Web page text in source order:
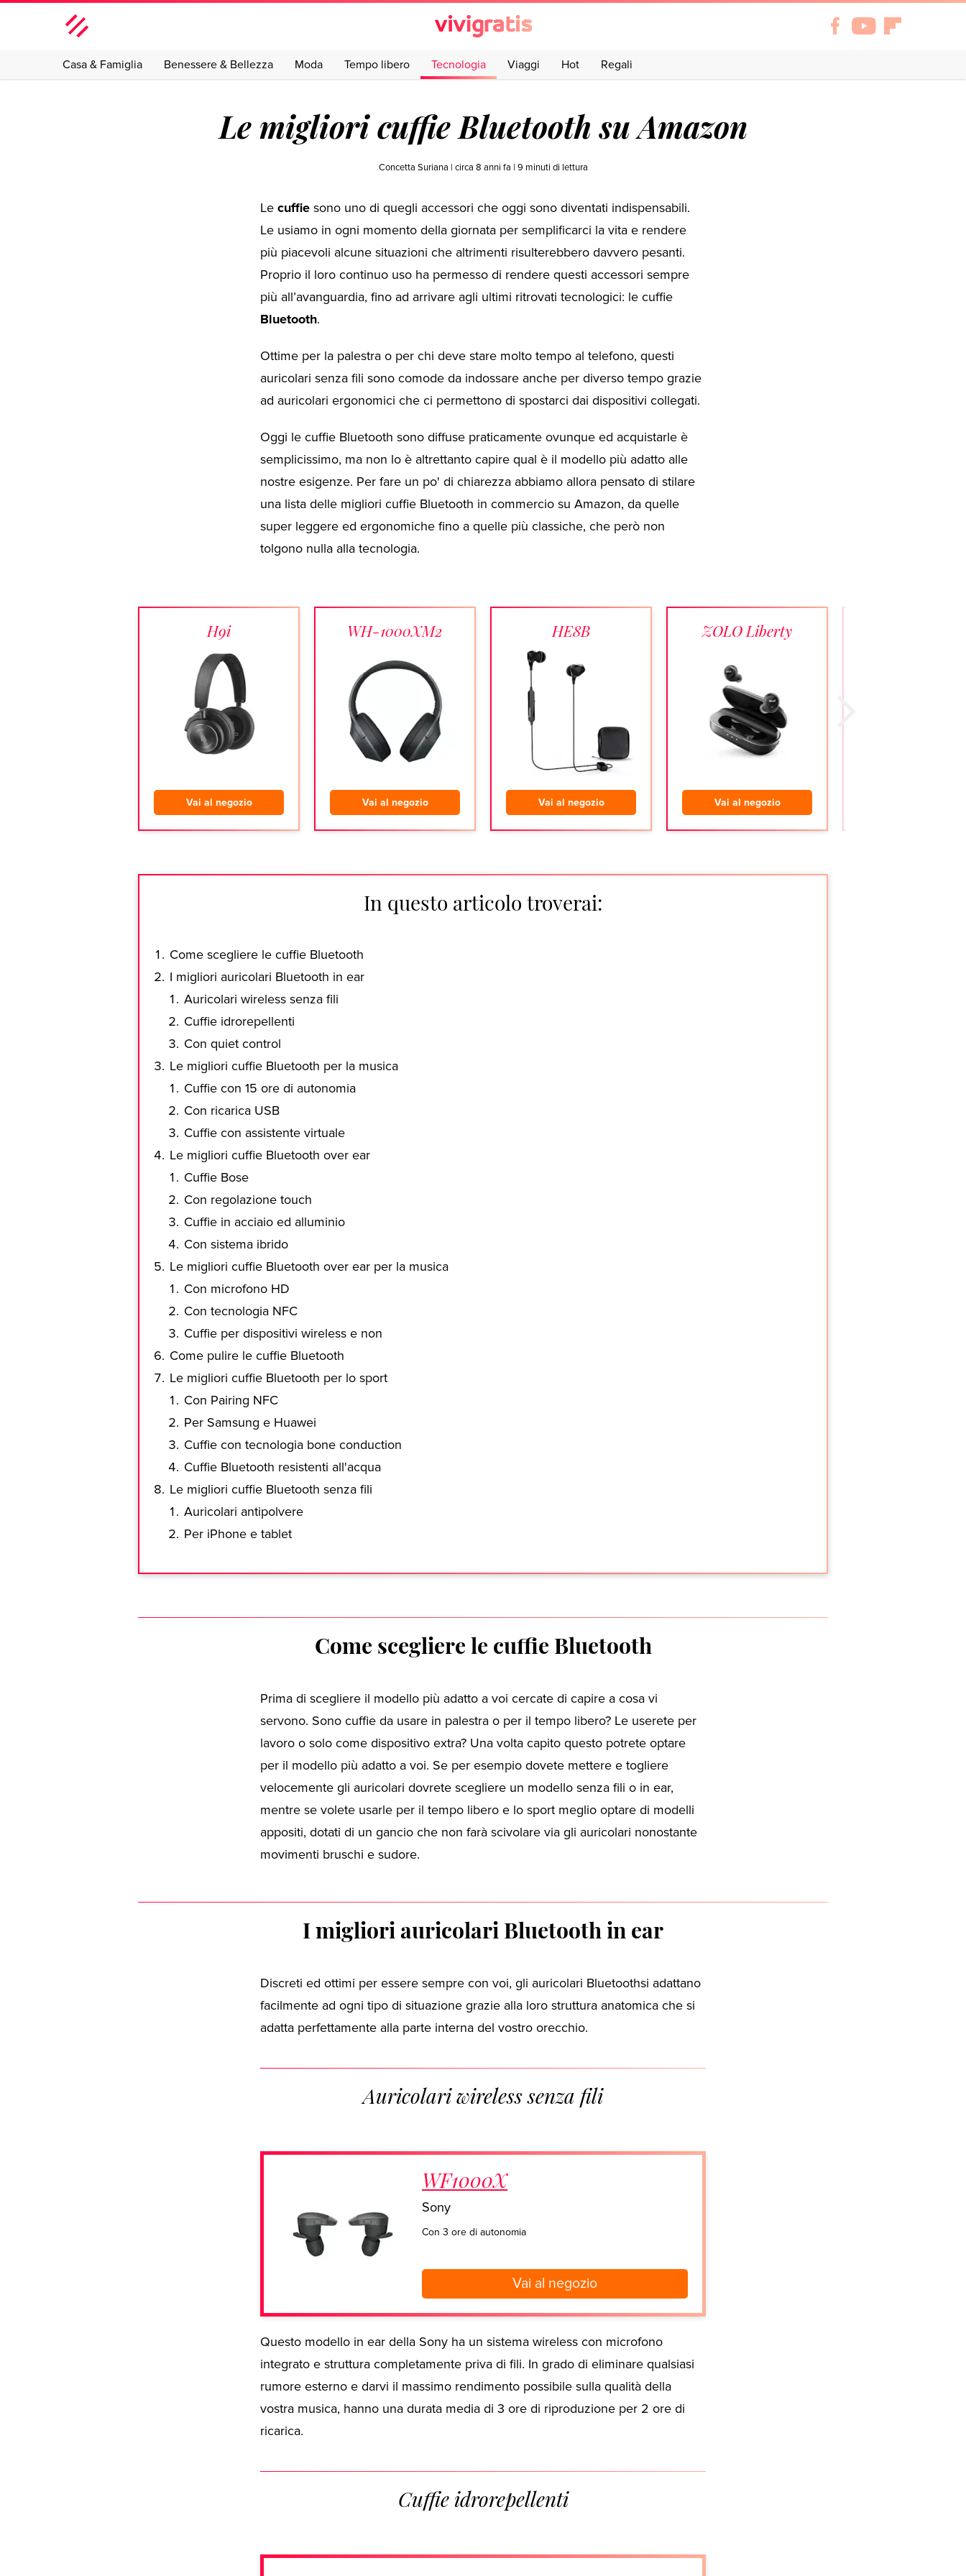
Casa & Famiglia Benessere & Bellezza Moda Tempo libero Tecnologia Viaggi Hot Regali
Le migliori cuffie Bluetooth su Amazon
Concetta Suriana | circa 8 anni fa | 9 minuti di lettura
In questo articolo troverai:
Come scegliere le cuffie Bluetooth
I migliori auricolari Bluetooth in ear
Auricolari wireless senza fili
Cuffie idrorepellenti
Con quiet control
Le migliori cuffie Bluetooth per la musica
Cuffie con 15 ore di autonomia
Con ricarica USB
Cuffie con assistente virtuale
Le migliori cuffie Bluetooth over ear
Cuffie Bose
Con regolazione touch
Cuffie in acciaio ed alluminio
Con sistema ibrido
Le migliori cuffie Bluetooth over ear per la musica
Con microfono HD
Con tecnologia NFC
Cuffie per dispositivi wireless e non
Come pulire le cuffie Bluetooth
Le migliori cuffie Bluetooth per lo sport
Con Pairing NFC
Per Samsung e Huawei
Cuffie con tecnologia bone conduction
Cuffie Bluetooth resistenti all'acqua
Le migliori cuffie Bluetooth senza fili
Auricolari antipolvere
Per iPhone e tablet
Le cuffie sono uno di quegli accessori che oggi sono diventati indispensabili.
Le usiamo in ogni momento della giornata per semplificarci la vita e rendere
più piacevoli alcune situazioni che altrimenti risulterebbero davvero pesanti.
Proprio il loro continuo uso ha permesso di rendere questi accessori sempre
più all’avanguardia, fino ad arrivare agli ultimi ritrovati tecnologici: le cuffie
Bluetooth.
Ottime per la palestra o per chi deve stare molto tempo al telefono, questi
auricolari senza fili sono comode da indossare anche per diverso tempo grazie
ad auricolari ergonomici che ci permettono di spostarci dai dispositivi collegati.
Oggi le cuffie Bluetooth sono diffuse praticamente ovunque ed acquistarle è
semplicissimo, ma non lo è altrettanto capire qual è il modello più adatto alle
nostre esigenze. Per fare un po' di chiarezza abbiamo allora pensato di stilare
una lista delle migliori cuffie Bluetooth in commercio su Amazon, da quelle
super leggere ed ergonomiche fino a quelle più classiche, che però non
tolgono nulla alla tecnologia.
Come scegliere le cuffie Bluetooth
Prima di scegliere il modello più adatto a voi cercate di capire a cosa vi
servono. Sono cuffie da usare in palestra o per il tempo libero? Le userete per
lavoro o solo come dispositivo extra? Una volta capito questo potrete optare
per il modello più adatto a voi. Se per esempio dovete mettere e togliere
velocemente gli auricolari dovrete scegliere un modello senza fili o in ear,
mentre se volete usarle per il tempo libero e lo sport meglio optare di modelli
appositi, dotati di un gancio che non farà scivolare via gli auricolari nonostante
movimenti bruschi e sudore.
I migliori auricolari Bluetooth in ear
Discreti ed ottimi per essere sempre con voi, gli auricolari Bluetoothsi adattano
facilmente ad ogni tipo di situazione grazie alla loro struttura anatomica che si
adatta perfettamente alla parte interna del vostro orecchio.
Auricolari wireless senza fili
WF1000X
Sony
Con 3 ore di autonomia
Vai al negozio
Questo modello in ear della Sony ha un sistema wireless con microfono
integrato e struttura completamente priva di fili. In grado di eliminare qualsiasi
rumore esterno e darvi il massimo rendimento possibile sulla qualità della
vostra musica, hanno una durata media di 3 ore di riproduzione per 2 ore di
ricarica.
Cuffie idrorepellenti
H9i
Vai al negozio
WH-1000XM2
Vai al negozio
HE8B
Vai al negozio
ZOLO Liberty
Vai al negozio